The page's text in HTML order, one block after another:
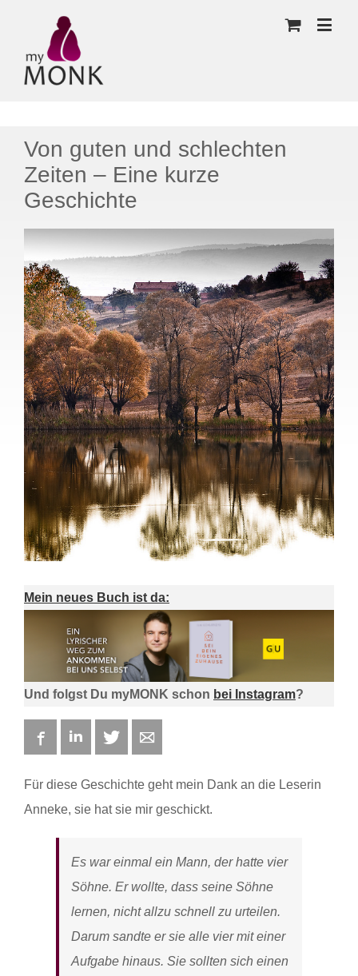
Von guten und schlechten
Zeiten – Eine kurze
Geschichte
Mein neues Buch ist da:
Und folgst Du myMONK schon bei Instagram?
FacebookLinkedIn Twitter
Für diese Geschichte geht mein Dank an die Leserin
Anneke, sie hat sie mir geschickt.
Es war einmal ein Mann, der hatte vier
Söhne. Er wollte, dass seine Söhne
lernen, nicht allzu schnell zu urteilen.
Darum sandte er sie alle vier mit einer
Aufgabe hinaus. Sie sollten sich einen